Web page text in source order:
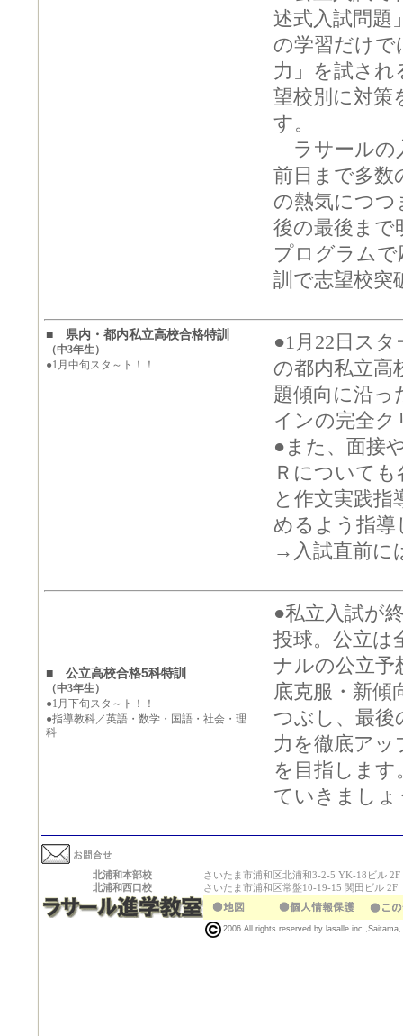
述式入試問題
の学習だけで
力」を試され
望校別に対策
す。
ラサールの
前日まで多数
の熱気につつ
後の最後まで
プログラム
訓で志望校
■ 県内・都内私立高校合格特訓
（中3年生）
●1月中旬スタ～ト！！
●1月22日ス
の都内私立高
題傾向に沿っ
インの完全
●また、面接
Ｒについて
と作文実践
めるよう指
→入試直前に
■ 公立高校合格5科特訓
（中3年生）
●1月下旬スタ～ト！！
●指導教科／英語・数学・国語・社会・理
科
●私立入試が
投球。公立は
ナルの公立予
底克服・新傾
つぶし、最後
力を徹底アッ
を目指します
ていきましょ
北浦和本部校
さいたま市浦和区北浦和3-2-5 YK-18ビル 2F
北浦和西口校
さいたま市浦和区常盤10-19-15 関田ビル 2F
2006 All rights reserved by lasalle inc.,Saitama,